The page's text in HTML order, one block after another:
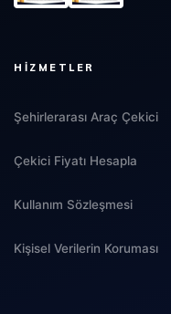
HIZMETLER
Şehirlerarası Araç Çekici
Çekici Fiyatı Hesapla
Kullanım Sözleşmesi
Kişisel Verilerin Koruması